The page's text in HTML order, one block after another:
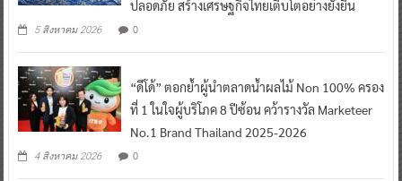
ปลอดภัย สร้างเศรษฐกิจไทยเติบโตอย่างยั่งยืน
5 สิงหาคม 2026 0
“ดีโด้” ตอกย้ำผู้นำตลาดน้ำผลไม้ Non 100% ครอง
ที่ 1 ในใจผู้บริโภค 8 ปีซ้อน คว้ารางวัล Marketeer
No.1 Brand Thailand 2025-2026
4 สิงหาคม 2026 0